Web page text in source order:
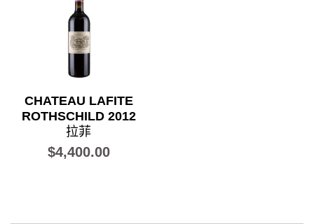
CHATEAU LAFITE
ROTHSCHILD 2012
拉菲
$4,400.00